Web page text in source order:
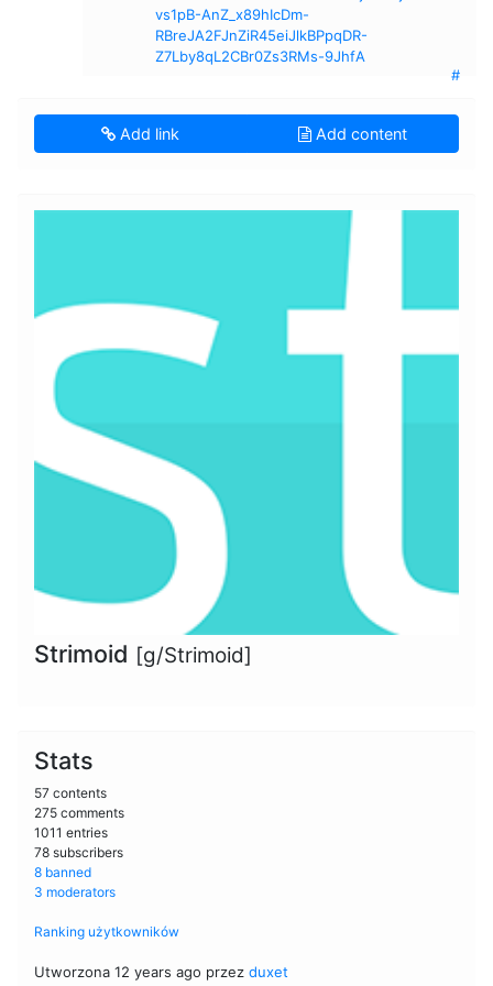
vs1pB-AnZ_x89hIcDm-
RBreJA2FJnZiR45eiJlkBPpqDR-
Z7Lby8qL2CBr0Zs3RMs-9JhfA
#
Add link Add content
Strimoid [g/Strimoid]
Stats
57 contents
275 comments
1011 entries
78 subscribers
8 banned
3 moderators
Ranking użytkowników
Utworzona 12 years ago przez duxet